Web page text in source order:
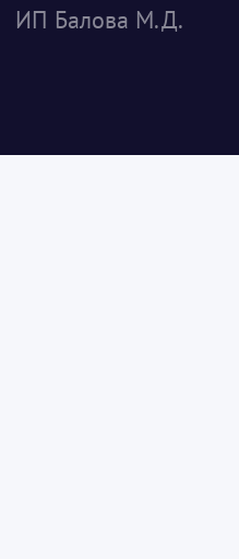
ИП Балова М.Д.